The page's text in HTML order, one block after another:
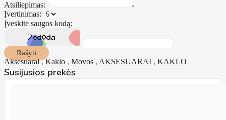
Atsiliepimas:
Įvertinimas:
Įveskite saugos kodą:
Rašyti
Aksesuarai,Kaklo , Movos , AKSESUARAI , KAKLO
Susijusios prekės